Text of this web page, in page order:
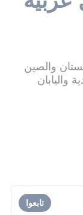
والصين
واليابان
تابعوا